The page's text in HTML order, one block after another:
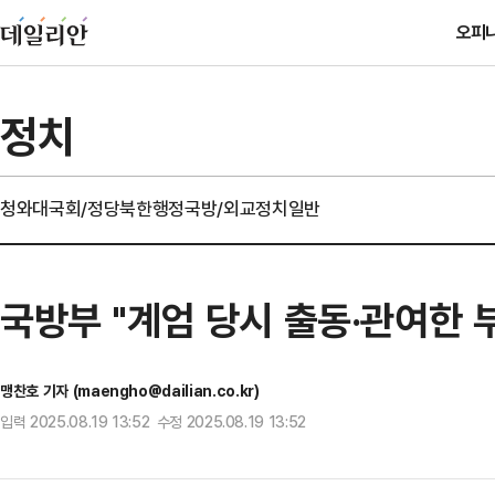
오피
정치
청와대국회/정당북한행정국방/외교정치일반
국방부 "계엄 당시 출동·관여한
맹찬호 기자 (maengho@dailian.co.kr)
입력 2025.08.19 13:52 수정 2025.08.19 13:52